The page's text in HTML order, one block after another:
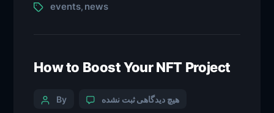
events, news
How to Boost Your NFT Project
By هیچ دیدگاهیثبت نشده